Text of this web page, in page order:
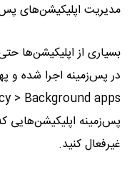
مدیریت اپلیکیشن‌های
بسیاری از اپلیکیشن‌ها
در پس‌زمینه اجرا شده و
پس‌زمینه اپلیکیشن‌هایی
غیرفعال کنید.